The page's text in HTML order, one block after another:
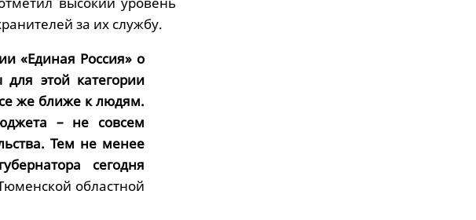
за их службу.
«Единая Россия» о
этой категории
же ближе к людям.
– не совсем
Тем не менее
сегодня
областной